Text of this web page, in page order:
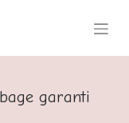
garanti